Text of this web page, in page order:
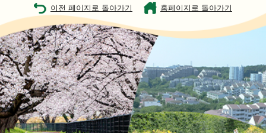
이전 페이지로 돌아가기 홈페이지로 돌아가기